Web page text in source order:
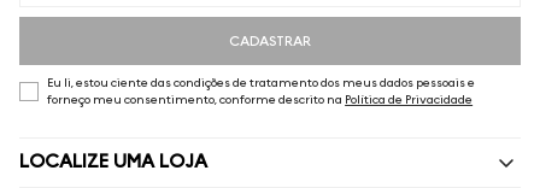
CADASTRAR
Eu li, estou ciente das condições de tratamento dos meus dados pessoais e
forneço meu consentimento, conforme descrito na Política de Privacidade
LOCALIZE UMA LOJA